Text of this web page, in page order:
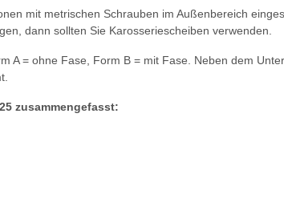
mit metrischen Schrauben im Außenbereich
dann sollten Sie Karosseriescheiben verwenden.
A = ohne Fase, Form B = mit Fase. Neben dem
zusammengefasst: